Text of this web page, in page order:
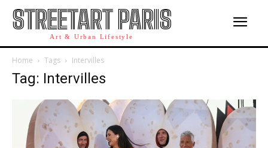
STREETART PARIS
Art & Urban Lifestyle
Home Tags Intervilles
Tag: Intervilles